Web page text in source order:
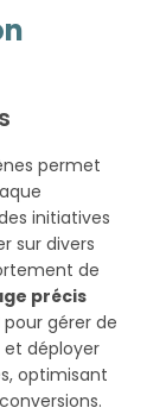
permet
initiatives
sur divers
de
précis
pour gérer de
déployer
optimisant